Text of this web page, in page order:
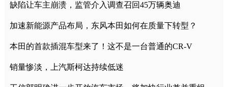
缺陷让车主崩溃，监管介入调查召回45万辆奥迪
加速新能源产品布局，东风本田如何在质量下转型？
本田的首款插混车型来了！这不是一台普通的CR-V
销量惨淡，上汽斯柯达持续低迷